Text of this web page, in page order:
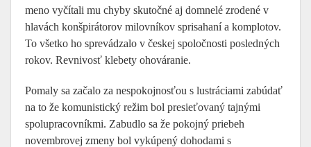
meno vyčítali mu chyby skutočné aj domnelé zrodené v
hlavách konšpirátorov milovníkov sprisahaní a komplotov.
To všetko ho sprevádzalo v českej spoločnosti posledných
rokov. Revnivosť klebety ohováranie.
Pomaly sa začalo za nespokojnosťou s lustráciami zabúdať
na to že komunistický režim bol presieťovaný tajnými
spolupracovníkmi. Zabudlo sa že pokojný priebeh
novembrovej zmeny bol vykúpený dohodami s